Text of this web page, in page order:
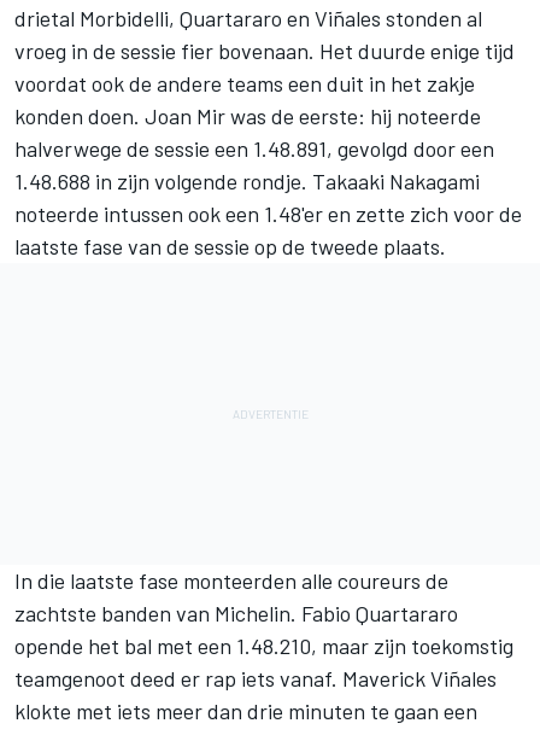
drietal Morbidelli, Quartararo en Viñales stonden al
vroeg in de sessie fier bovenaan. Het duurde enige tijd
voordat ook de andere teams een duit in het zakje
konden doen. Joan Mir was de eerste: hij noteerde
halverwege de sessie een 1.48.891, gevolgd door een
1.48.688 in zijn volgende rondje. Takaaki Nakagami
noteerde intussen ook een 1.48'er en zette zich voor de
laatste fase van de sessie op de tweede plaats.
In die laatste fase monteerden alle coureurs de
zachtste banden van Michelin. Fabio Quartararo
opende het bal met een 1.48.210, maar zijn toekomstig
teamgenoot deed er rap iets vanaf. Maverick Viñales
klokte met iets meer dan drie minuten te gaan een